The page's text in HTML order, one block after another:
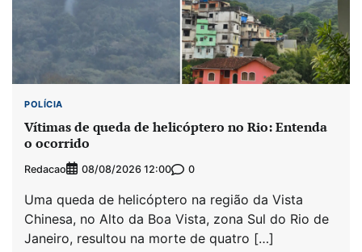
POLÍCIA
Vítimas de queda de helicóptero no Rio: Entenda
o ocorrido
Redacao 08/08/2026 12:00 0
Uma queda de helicóptero na região da Vista
Chinesa, no Alto da Boa Vista, zona Sul do Rio de
Janeiro, resultou na morte de quatro […]